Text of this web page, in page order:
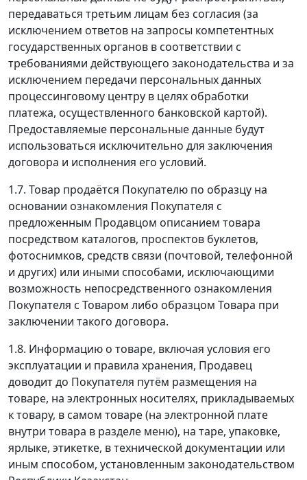
передаваться третьим лицам без согласия (за
исключением ответов на запросы компетентных
государственных органов в соответствии с
требованиями действующего законодательства и за
исключением передачи персональных данных
процессинговому центру в целях обработки
платежа, осуществленного банковской картой).
Предоставляемые персональные данные будут
использоваться исключительно для заключения
договора и исполнения его условий.
1.7. Товар продаётся Покупателю по образцу на
основании ознакомления Покупателя с
предложенным Продавцом описанием товара
посредством каталогов, проспектов буклетов,
фотоснимков, средств связи (почтовой, телефонной
и других) или иными способами, исключающими
возможность непосредственного ознакомления
Покупателя с Товаром либо образцом Товара при
заключении такого договора.
1.8. Информацию о товаре, включая условия его
эксплуатации и правила хранения, Продавец
доводит до Покупателя путём размещения на
товаре, на электронных носителях, прикладываемых
к товару, в самом товаре (на электронной плате
внутри товара в разделе меню), на таре, упаковке,
ярлыке, этикетке, в технической документации или
иным способом, установленным законодательством